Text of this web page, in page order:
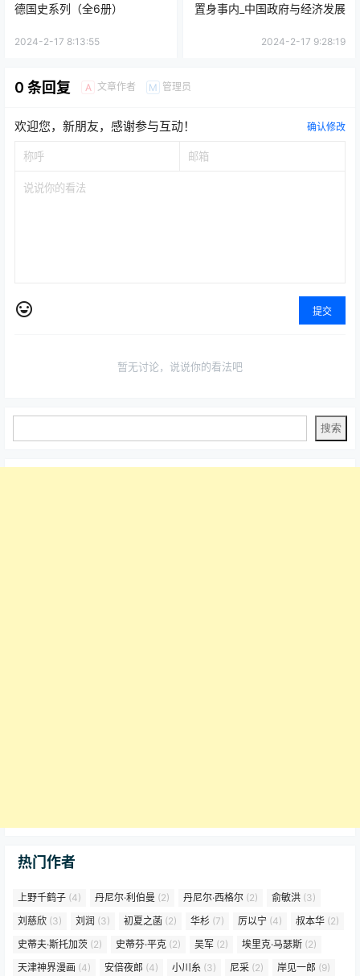
德国史系列（全6册）
2024-2-17 8:13:55
置身事内_中国政府与经济发展
2024-2-17 9:28:19
0 条回复 A 文章作者 M 管理员
欢迎您，新朋友，感谢参与互动！ 确认修改
提交
暂无讨论，说说你的看法吧
热门作者
上野千鹤子 (4) 丹尼尔·利伯曼 (2) 丹尼尔·西格尔 (2) 俞敏洪 (3)
刘慈欣 (3) 刘润 (3) 初夏之菡 (2) 华杉 (7) 厉以宁 (4) 叔本华 (2)
史蒂夫·斯托加茨 (2) 史蒂芬·平克 (2) 吴军 (2) 埃里克·马瑟斯 (2)
天津神界漫画 (4) 安倍夜郎 (4) 小川糸 (3) 尼采 (2) 岸见一郎 (9)